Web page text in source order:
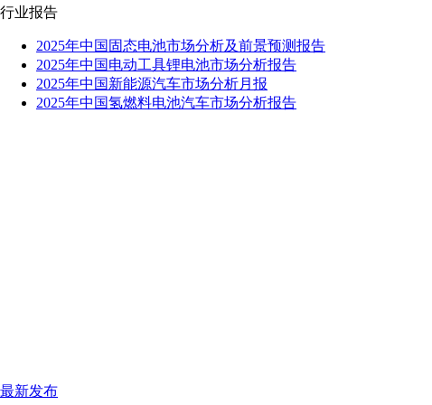
行业报告
2025年中国固态电池市场分析及前景预测报告
2025年中国电动工具锂电池市场分析报告
2025年中国新能源汽车市场分析月报
2025年中国氢燃料电池汽车市场分析报告
最新发布